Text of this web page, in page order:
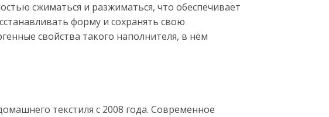
сжиматься и разжиматься, что обеспечивает
форму и сохранять свою
свойства такого наполнителя, в нём
текстиля с 2008 года. Современное